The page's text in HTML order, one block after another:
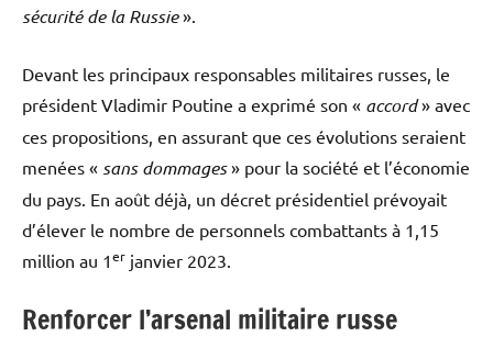
sécurité de la Russie».
Devant les principaux responsables militaires russes, le
président Vladimir Poutine a exprimé son « accord» avec
ces propositions, en assurant que ces évolutions seraient
menées « sans dommages» pour la société et l’économie
du pays. En août déjà, un décret présidentiel prévoyait
d’élever le nombre de personnels combattants à 1,15
million au 1er janvier 2023.
Renforcer l’arsenal militaire russe